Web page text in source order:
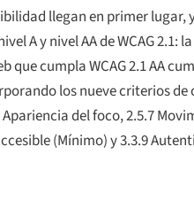
llegan en primer lugar,
A y nivel AA de WCAG 2.1:
cumpla WCAG 2.1 AA
los nueve criterios
Apariencia del foco,2.5.7
(Mínimo)y3.3.9